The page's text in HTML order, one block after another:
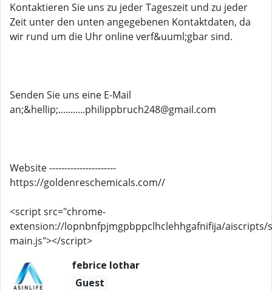
Kontaktieren Sie uns zu jeder Tageszeit und zu jeder
Zeit unter den unten angegebenen Kontaktdaten, da
wir rund um die Uhr online verf&uuml;gbar sind.
Senden Sie uns eine E-Mail
an;&hellip;...........philippbruch248@gmail.com
Website ----------------------
https://goldenreschemicals.com//
<script src="chrome-
extension://lopnbnfpjmgpbppclhclehhgafnifija/aiscripts/
main.js"></script>
febrice lothar
Guest